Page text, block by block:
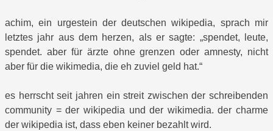
achim, ein urgestein der deutschen wikipedia, sprach mir
letztes jahr aus dem herzen, als er sagte: „spendet, leute,
spendet. aber für ärzte ohne grenzen oder amnesty, nicht
aber für die wikimedia, die eh zuviel geld hat.“
es herrscht seit jahren ein streit zwischen der schreibenden
community = der wikipedia und der wikimedia. der charme
der wikipedia ist, dass eben keiner bezahlt wird.